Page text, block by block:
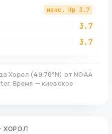
макс. Kp 3.7
3.7
3.7
Хорол (49.78°N) от NOAA
Время — киевское
ХОРОЛ